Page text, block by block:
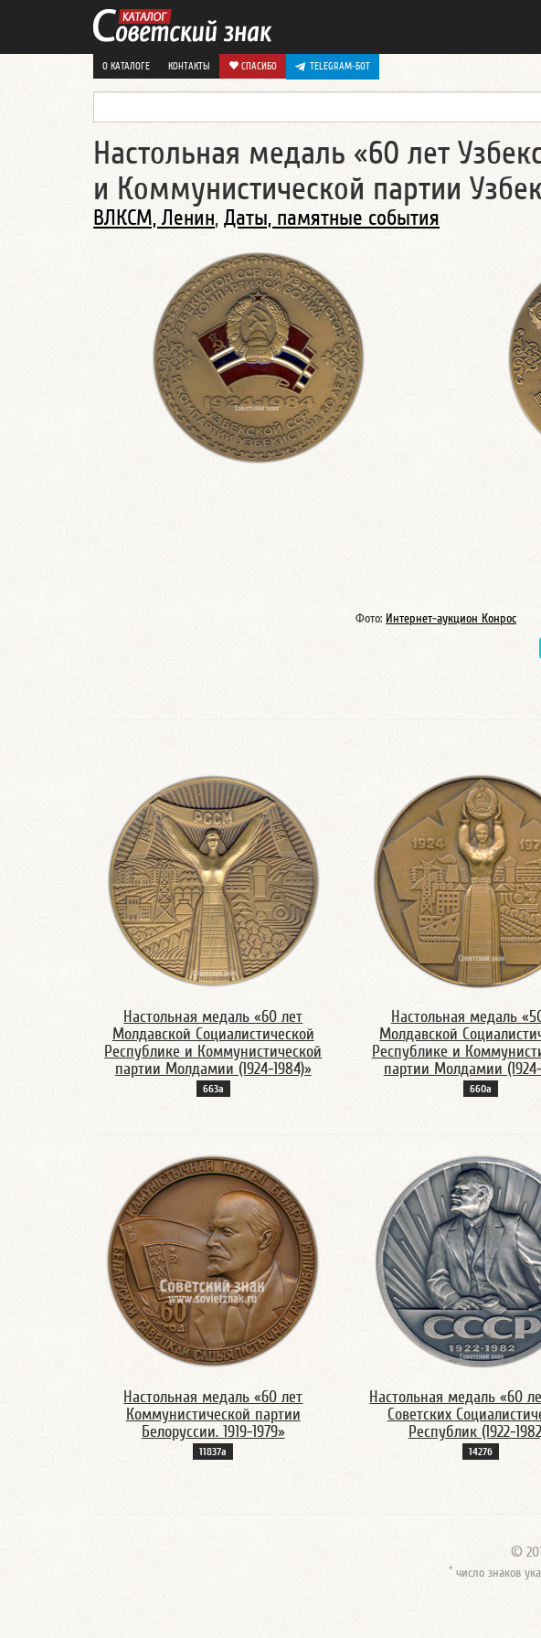
О КАТАЛОГЕ КОНТАКТЫ СПАСИБО TELEGRAM-БОТ
Настольная медаль «60 лет
и Коммунистической партии
ВЛКСМ, Ленин, Даты, памятные события
Фото: Интернет-аукцион Конрос
Настольная медаль «60 лет
Молдавской Социалистической
Республике и Коммунистической
партии Молдамии (1924-1984)»
663а
Настольная медаль
Молдавской
Республике и
партии Молдамии (1924-
660а
Настольная медаль «60 лет
Коммунистической партии
Белоруссии. 1919-1979»
11837а
Настольная медаль «60
Советских
Республик (1922-
1427б
©
* число знаков